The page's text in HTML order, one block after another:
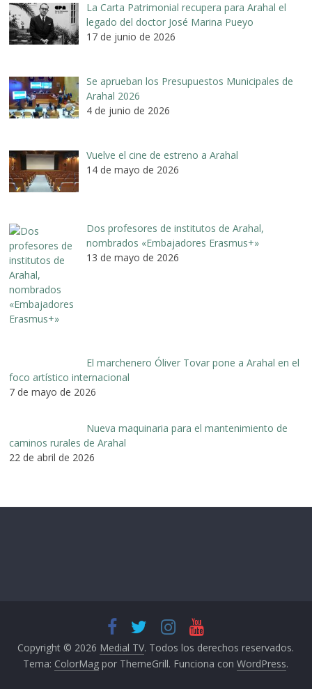
La Carta Patrimonial recupera para Arahal el
legado del doctor José Marina Pueyo
17 de junio de 2026
Se aprueban los Presupuestos Municipales de
Arahal 2026
4 de junio de 2026
Vuelve el cine de estreno a Arahal
14 de mayo de 2026
Dos profesores de institutos de Arahal,
nombrados «Embajadores Erasmus+»
13 de mayo de 2026
El marchenero Óliver Tovar pone a Arahal en el
foco artístico internacional
7 de mayo de 2026
Nueva maquinaria para el mantenimiento de
caminos rurales de Arahal
22 de abril de 2026
Copyright © 2026 Medial TV. Todos los derechos reservados.
Tema: ColorMag por ThemeGrill. Funciona conWordPress.